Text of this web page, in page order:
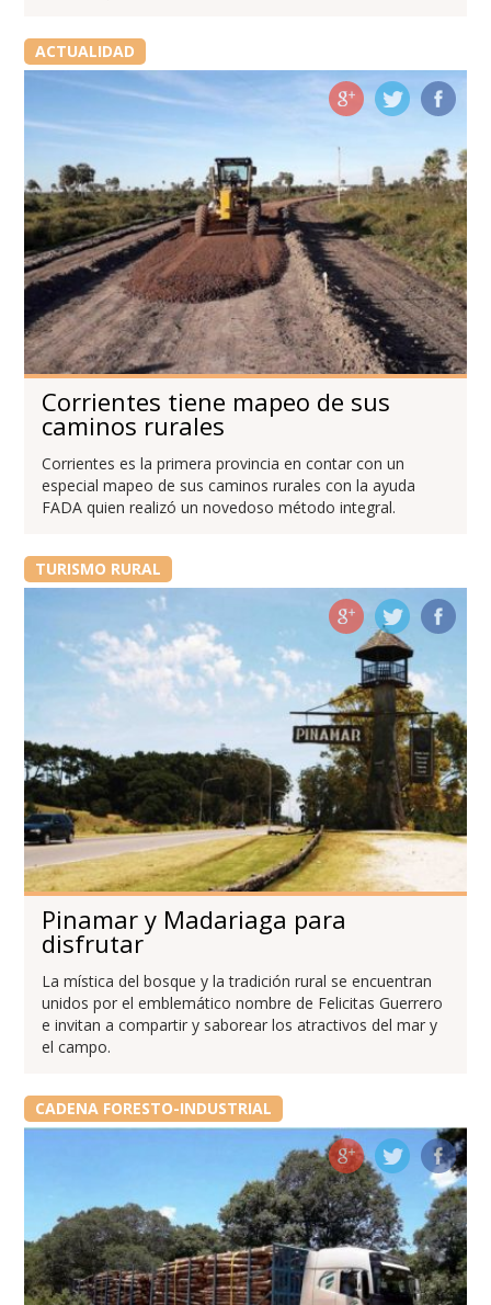
ACTUALIDAD
Corrientes tiene mapeo de sus
caminos rurales
Corrientes es la primera provincia en contar con un
especial mapeo de sus caminos rurales con la ayuda
FADA quien realizó un novedoso método integral.
TURISMO RURAL
Pinamar y Madariaga para
disfrutar
La mística del bosque y la tradición rural se encuentran
unidos por el emblemático nombre de Felicitas Guerrero
e invitan a compartir y saborear los atractivos del mar y
el campo.
CADENA FORESTO-INDUSTRIAL